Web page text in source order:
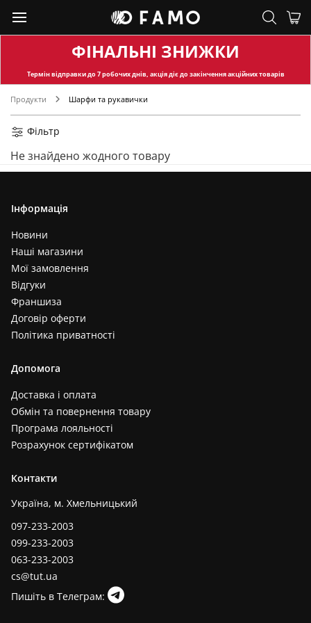
ФІНАЛЬНІ ЗНИЖКИ
Термін відправкидо 7 робочих днів, акція діє до закінчення акційних товарів
Продукти Шарфи та рукавички
Фільтр
Не знайдено жодного товару
Інформація
Новини
Наші магазини
Мої замовлення
Відгуки
Франшиза
Договір оферти
Політика приватності
Допомога
Доставка і оплата
Обмін та повернення товару
Програма лояльності
Розрахунок сертифікатом
Контакти
Україна, м. Хмельницький
097-233-2003
099-233-2003
063-233-2003
cs@tut.ua
Пишіть в Телеграм: